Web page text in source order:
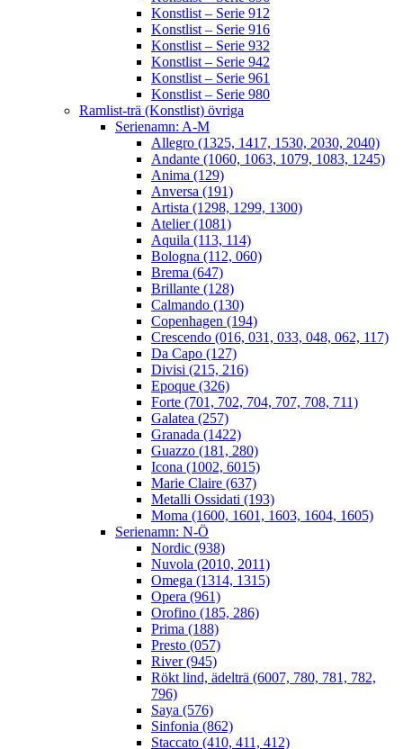
Konstlist – Serie 912
Konstlist – Serie 916
Konstlist – Serie 932
Konstlist – Serie 942
Konstlist – Serie 961
Konstlist – Serie 980
Ramlist-trä (Konstlist) övriga
Serienamn: A-M
Allegro (1325, 1417, 1530, 2030, 2040)
Andante (1060, 1063, 1079, 1083, 1245)
Anima (129)
Anversa (191)
Artista (1298, 1299, 1300)
Atelier (1081)
Aquila (113, 114)
Bologna (112, 060)
Brema (647)
Brillante (128)
Calmando (130)
Copenhagen (194)
Crescendo (016, 031, 033, 048, 062, 117)
Da Capo (127)
Divisi (215, 216)
Epoque (326)
Forte (701, 702, 704, 707, 708, 711)
Galatea (257)
Granada (1422)
Guazzo (181, 280)
Icona (1002, 6015)
Marie Claire (637)
Metalli Ossidati (193)
Moma (1600, 1601, 1603, 1604, 1605)
Serienamn: N-Ö
Nordic (938)
Nuvola (2010, 2011)
Omega (1314, 1315)
Opera (961)
Orofino (185, 286)
Prima (188)
Presto (057)
River (945)
Rökt lind, ädelträ (6007, 780, 781, 782,
796)
Saya (576)
Sinfonia (862)
Staccato (410, 411, 412)